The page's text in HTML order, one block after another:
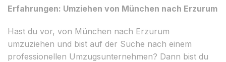
Erfahrungen: Umziehen von München nach Erzurum
Hast du vor, von München nach Erzurum
umzuziehen und bist auf der Suche nach einem
professionellen Umzugsunternehmen? Dann bist du